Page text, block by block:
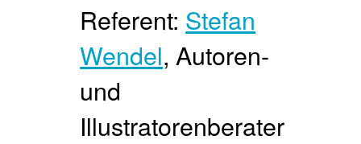
Referent: Stefan
Wendel, Autoren-
und
Illustratorenberater